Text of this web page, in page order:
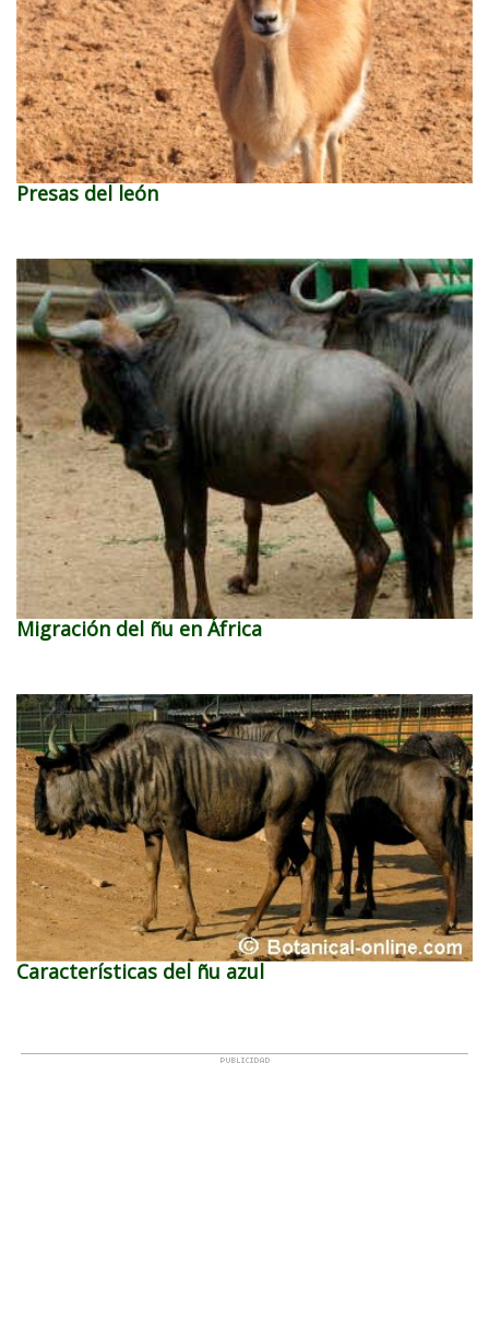
Presas del león
Migración del ñu en África
Características del ñu azul